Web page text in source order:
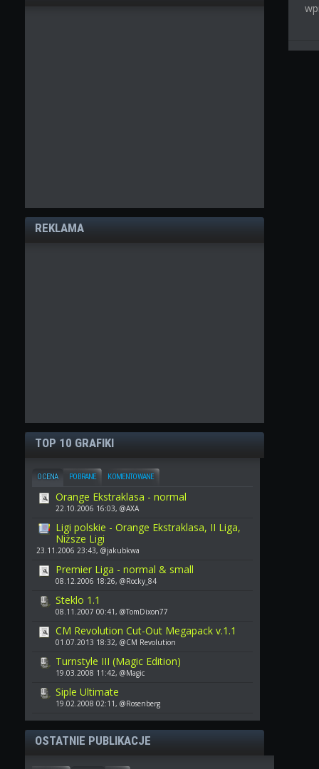
REKLAMA
TOP 10 GRAFIKI
OCENA POBRANE KOMENTOWANE
Orange Ekstraklasa - normal
22.10.2006 16:03, @AXA
Ligi polskie - Orange Ekstraklasa, II Liga,
Niższe Ligi
23.11.2006 23:43, @jakubkwa
Premier Liga - normal & small
08.12.2006 18:26, @Rocky_84
Steklo 1.1
08.11.2007 00:41, @TomDixon77
CM Revolution Cut-Out Megapack v.1.1
01.07.2013 18:32, @CM Revolution
Turnstyle III (Magic Edition)
19.03.2008 11:42, @Magic
Siple Ultimate
19.02.2008 02:11, @Rosenberg
OSTATNIE PUBLIKACJE